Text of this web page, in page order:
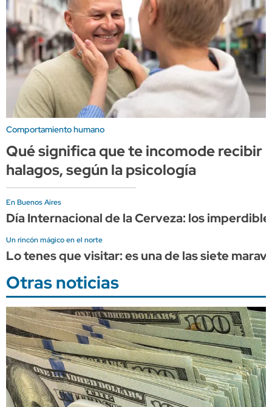
Comportamiento humano
Qué significa que te incomode recibir
halagos, según la psicología
En Buenos Aires
Día Internacional de la Cerveza: los
Un rincón mágico en el norte
Lo tenes que visitar: es una de las siete
Otras noticias